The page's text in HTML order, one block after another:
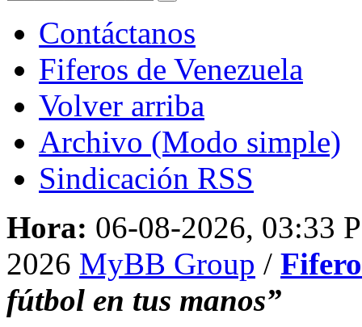
Contáctanos
Fiferos de Venezuela
Volver arriba
Archivo (Modo simple)
Sindicación RSS
Hora: 06-08-2026, 03:33
2026 MyBB Group /
fútbol en tus manos”